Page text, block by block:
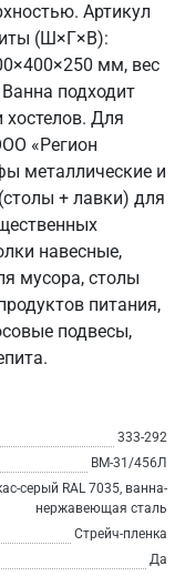
Артикул
(Ш×Г×В):
мм, вес
подходит
хостелов. Для
«Регион
металлические и
+ лавки) для
навесные,
мусора, столы
питания,
подвесы,
333-292
ВМ-31/456Л
серый RAL 7035, ванна-
нержавеющая сталь
Стрейч-пленка
Да